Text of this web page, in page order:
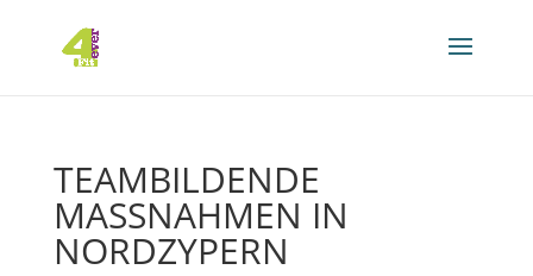
TEAMBILDENDE
MASSNAHMEN IN N
ORDZYPERN